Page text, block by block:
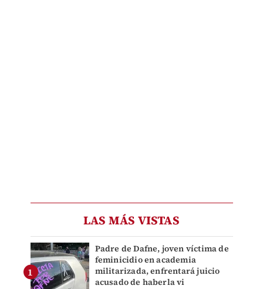
LAS MÁS VISTAS
Padre de Dafne, joven víctima de
feminicidio en academia
militarizada, enfrentará juicio
acusado de haberla vi